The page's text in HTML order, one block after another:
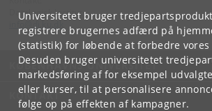
Universitetet bruger
registrere brugernes adfærd på
(statistik) for løbende at forbedre vores
Desuden bruger universitetet
markedsføring af for eksempel
eller kurser, til at personalisere
følge op på effekten af kampagner.
Datalogisk Institut
KØBENHAVNS UNIVERSITET
KONTAKT